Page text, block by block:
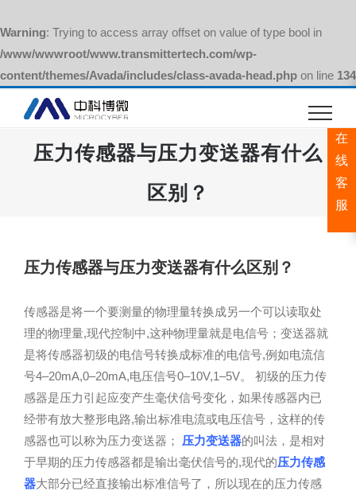
Warning: Trying to access array offset on value of type bool in
/www/wwwroot/www.transmittertech.com/wp-
content/themes/Avada/includes/class-avada-head.php on line 134
压力传感器与压力变送器有什么
区别？
压力传感器与压力变送器有什么区别？
传感器是将一个要测量的物理量转换成另一个可以读取处
理的物理量,现代控制中,这种物理量就是电信号；变送器就
是将传感器初级的电信号转换成标准的电信号,例如电流信
号4–20mA,0–20mA,电压信号0–10V,1–5V。 初级的压力传
感器是压力引起应变产生毫伏信号变化，如果传感器内已
经带有放大整形电路,输出标准电流或电压信号，这样的传
感器也可以称为压力变送器； 压力变送器的叫法，是相对
于早期的压力传感器都是输出毫伏信号的,现代的压力传感
器大部分已经直接输出标准信号了，所以现在的压力传感
在
线
客
服